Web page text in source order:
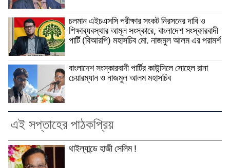
চলমান এইচএসসি পরীক্ষার সংকট নিরসনের দাবি ও
শিক্ষাব্যবস্থার আমূল সংস্কারে, বাংলাদেশ সংস্কারবাদী
পার্টি (বিআরপি) মহাসচিব মো. নাজমুল আলম এর পরামর্শ
বাংলাদেশ সংস্কারবাদী পার্টির কাউন্সিলে সোহেল রানা
চেয়ারম্যান ও নাজমুল আলম মহাসচিব
এই সপ্তাহের পাঠকপ্রিয়
থাইল্যান্ডে হাজী সেলিম !